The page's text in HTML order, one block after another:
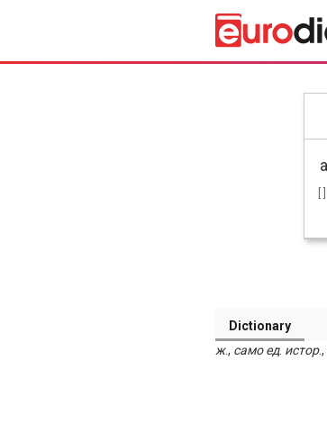
Dictionary
ж., само ед. истор.,